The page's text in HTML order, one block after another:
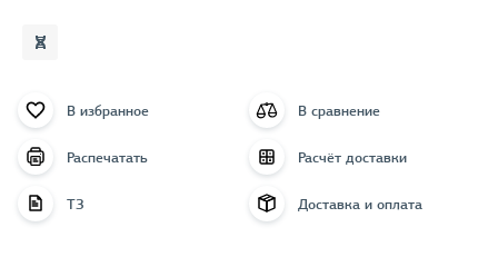
В избранное В сравнение
Распечатать Расчёт доставки
ТЗ Доставка и оплата